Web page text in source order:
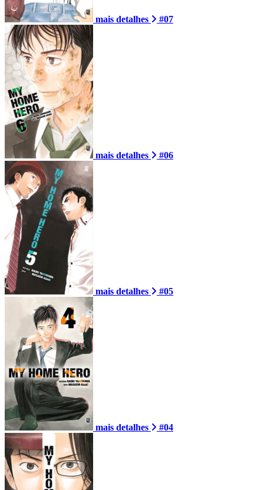
mais detalhes #07
mais detalhes #06
mais detalhes #05
mais detalhes #04